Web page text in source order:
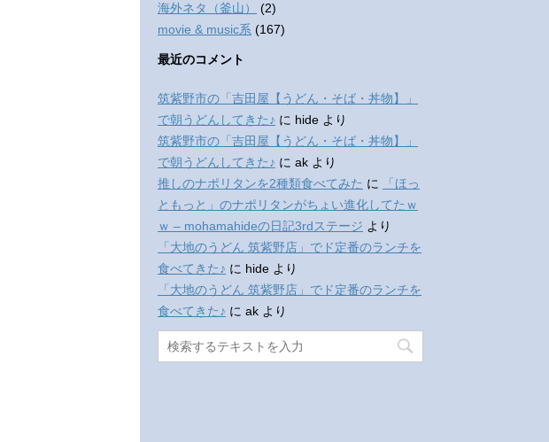
海外ネタ（釜山）
(2)
movie & music系 (167)
最近のコメント
筑紫野市の「吉田屋【うどん・そば・丼物】」
で朝うどんしてきた♪ に hide より
筑紫野市の「吉田屋【うどん・そば・丼物】」
で朝うどんしてきた♪ に ak より
推しのナポリタンを2種類食べてみた に
「ほっ
ともっと」のナポリタンがちょい進化してたｗ
ｗ – mohamahideの日記3rdステージ より
「大地のうどん 筑紫野店」でド定番のランチを
食べてきた♪ に hide より
「大地のうどん 筑紫野店」でド定番のランチを
食べてきた♪ に ak より